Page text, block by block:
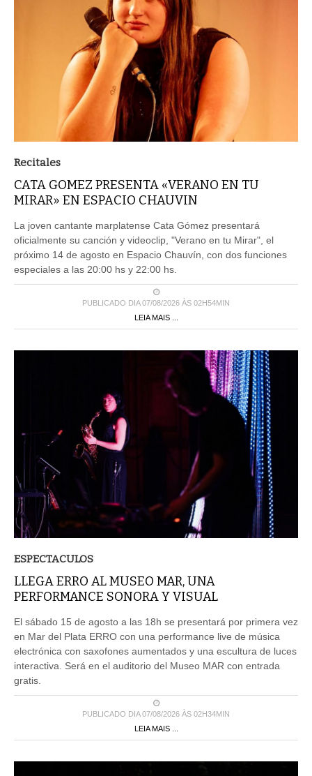
Recitales
CATA GOMEZ PRESENTA «VERANO EN TU
MIRAR» EN ESPACIO CHAUVIN
La joven cantante marplatense Cata Gómez presentará
oficialmente su canción y videoclip, "Verano en tu Mirar", el
próximo 14 de agosto en Espacio Chauvín, con dos funciones
especiales a las 20:00 hs y 22:00 hs.
PUBLICADO DIA 07/08/2026 ÀS 02H54MIN
LEIA MAIS ...
ESPECTACULOS
LLEGA ERRO AL MUSEO MAR, UNA
PERFORMANCE SONORA Y VISUAL
El sábado 15 de agosto a las 18h se presentará por primera vez
en Mar del Plata ERRO con una performance live de música
electrónica con saxofones aumentados y una escultura de luces
interactiva. Será en el auditorio del Museo MAR con entrada
gratis.
PUBLICADO DIA 07/08/2026 ÀS 02H34MIN
LEIA MAIS ...